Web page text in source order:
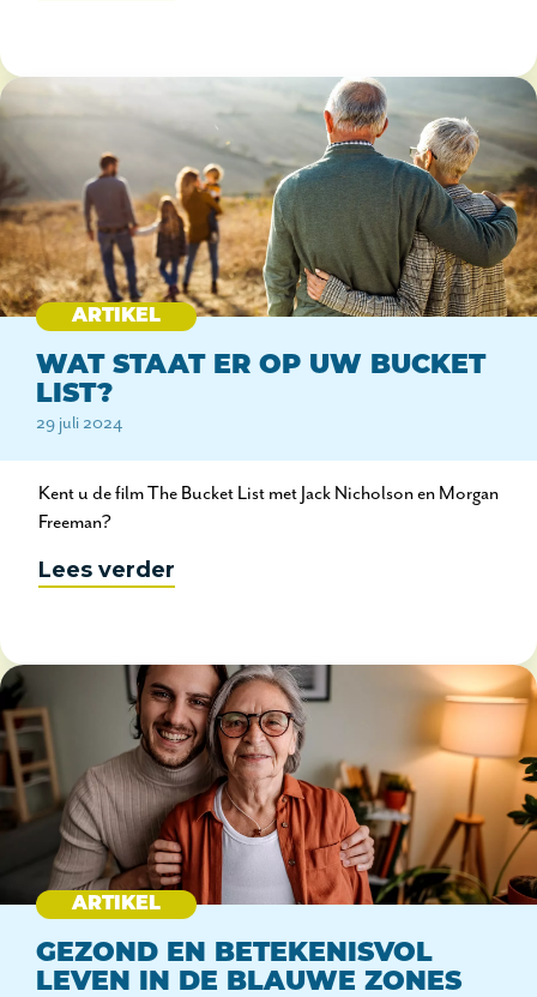
ARTIKEL
WAT STAAT ER OP UW BUCKET
LIST?
29 juli 2024
Kent u de film The Bucket List met Jack Nicholson en Morgan
Freeman?
Lees verder
ARTIKEL
GEZOND EN BETEKENISVOL
LEVEN IN DE BLAUWE ZONES